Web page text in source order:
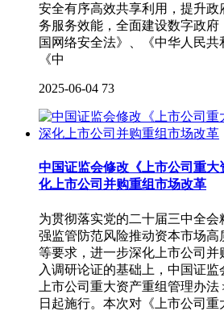
安全有序高效共享利用，提升政
务服务效能，全面建设数字政府
国网络安全法》、《中华人民共
《中
2025-06-04 73
中国证监会修改《上市公司重
化上市公司并购重组市场改革
为贯彻落实党的二十届三中全
强监管防范风险推动资本市场高
等要求，进一步深化上市公司并
入调研论证的基础上，中国证监
上市公司重大资产重组管理办
日起施行。本次对《上市公司重